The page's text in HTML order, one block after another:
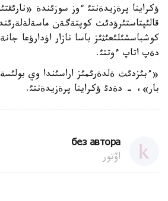
ؤكراينا پرةزيدةنتئ ءوز سوزئندة
قالئپتاستئرؤدئث كوپتةگةن
كوشباسشئلئعئثئز باسا نازار اؤدارؤعا
دةپ اتاپ ءوتتئ.
«ءبئزدئث ةلدةرئمئز اراسئندا وي
بار»، - دةدئ ؤكراينا پرةزيدةنتئ.
без автора
اۆتور